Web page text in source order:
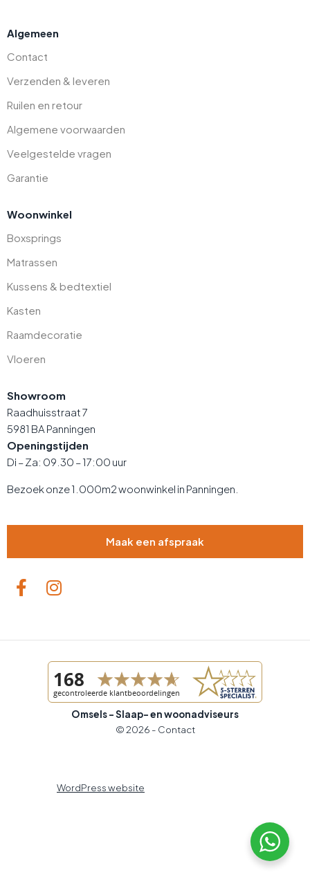
Algemeen
Contact
Verzenden & leveren
Ruilen en retour
Algemene voorwaarden
Veelgestelde vragen
Garantie
Woonwinkel
Boxsprings
Matrassen
Kussens & bedtextiel
Kasten
Raamdecoratie
Vloeren
Showroom
Raadhuisstraat 7
5981 BA Panningen
Openingstijden
Di – Za: 09.30 – 17:00 uur
Bezoek onze 1.000m2 woonwinkel in Panningen.
Maak een afspraak
Omsels - Slaap- en woonadviseurs
© 2026 - Contact
WordPress website